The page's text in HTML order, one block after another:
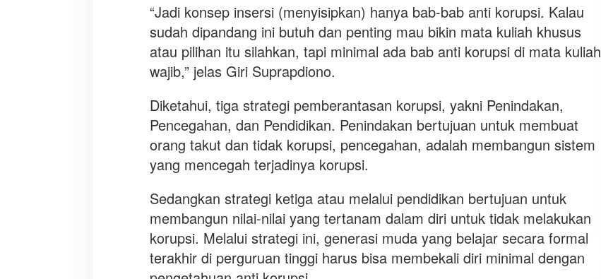
“Jadi konsep insersi (menyisipkan) hanya bab-bab anti korupsi. Kalau
sudah dipandang ini butuh dan penting mau bikin mata kuliah khusus
atau pilihan itu silahkan, tapi minimal ada bab anti korupsi di mata kuliah
wajib,” jelas Giri Suprapdiono.
Diketahui, tiga strategi pemberantasan korupsi, yakni Penindakan,
Pencegahan, dan Pendidikan. Penindakan bertujuan untuk membuat
orang takut dan tidak korupsi, pencegahan, adalah membangun sistem
yang mencegah terjadinya korupsi.
Sedangkan strategi ketiga atau melalui pendidikan bertujuan untuk
membangun nilai-nilai yang tertanam dalam diri untuk tidak melakukan
korupsi. Melalui strategi ini, generasi muda yang belajar secara formal
terakhir di perguruan tinggi harus bisa membekali diri minimal dengan